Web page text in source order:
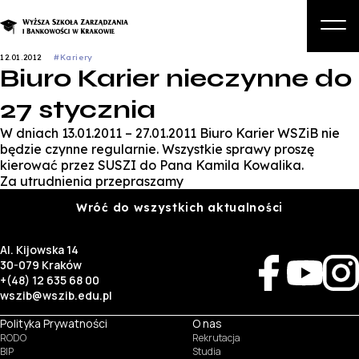
O nas
Studia podyplomowe i kursy
Zapisz się na studia
12.01.2012 #Kariery
Biuro Karier nieczynne do
27 stycznia
W dniach 13.01.2011 – 27.01.2011 Biuro Karier WSZiB nie
będzie czynne regularnie. Wszystkie sprawy proszę
kierować przez SUSZI do Pana Kamila Kowalika.
Za utrudnienia przepraszamy
Wróć do wszystkich aktualności
Al. Kijowska 14
30-079 Kraków
+(48) 12 635 68 00
wszib@wszib.edu.pl
Polityka Prywatności
RODO
BIP
O nas
Rekrutacja
Studia